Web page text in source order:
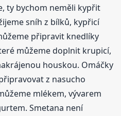
ty bychom neměli kypřit
sníh z bílků, kypřicí
připravit knedlíky
můžeme doplnit krupicí,
houskou. Omáčky
z nasucho
mlékem, vývarem
Smetana není